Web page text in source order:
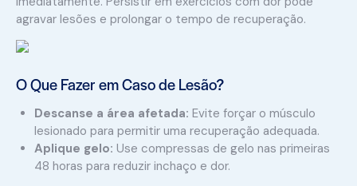
agravar lesões e prolongar o tempo de recuperação.
O Que Fazer em Caso de Lesão?
Descanse a área afetada: Evite forçar o músculo
lesionado para permitir uma recuperação adequada.
Aplique gelo: Use compressas de gelo nas primeiras
48 horas para reduzir inchaço e dor.